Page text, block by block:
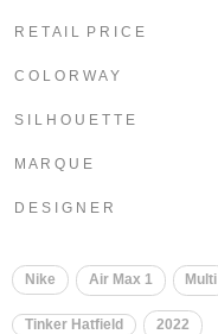
R E T A I L P R I C E
C O L O R W A Y
S I L H O U E T T E
M A R Q U E
D E S I G N E R
Nike Air Max 1 Multi
Tinker Hatfield 2022